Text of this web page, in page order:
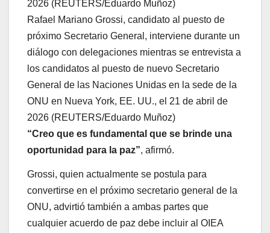
Rafael Mariano Grossi, candidato al puesto de
próximo Secretario General, interviene durante un
diálogo con delegaciones mientras se entrevista a
los candidatos al puesto de nuevo Secretario
General de las Naciones Unidas en la sede de la
ONU en Nueva York, EE. UU., el 21 de abril de
2026 (REUTERS/Eduardo Muñoz)
“Creo que es fundamental que se brinde una
oportunidad para la paz”, afirmó.
Grossi, quien actualmente se postula para
convertirse en el próximo secretario general de la
ONU, advirtió también a ambas partes que
cualquier acuerdo de paz debe incluir al OIEA